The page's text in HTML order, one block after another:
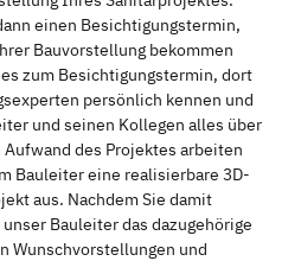
einen Besichtigungstermin,
Bauvorstellung bekommen
zum Besichtigungstermin, dort
persönlich kennen und
und seinen Kollegen alles über
des Projektes arbeiten
Bauleiter eine realisierbare 3D-
aus. Nachdem Sie damit
Bauleiter das dazugehörige
Wunschvorstellungen und